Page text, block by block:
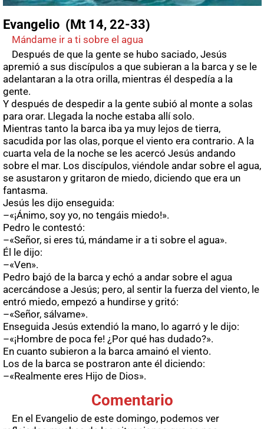
Evangelio (Mt 14, 22-33)
Mándame ir a ti sobre el agua
Después de que la gente se hubo saciado, Jesús
apremió a sus discípulos a que subieran a la barca y se le
adelantaran a la otra orilla, mientras él despedía a la
gente.
Y después de despedir a la gente subió al monte a solas
para orar. Llegada la noche estaba allí solo.
Mientras tanto la barca iba ya muy lejos de tierra,
sacudida por las olas, porque el viento era contrario. A la
cuarta vela de la noche se les acercó Jesús andando
sobre el mar. Los discípulos, viéndole andar sobre el agua,
se asustaron y gritaron de miedo, diciendo que era un
fantasma.
Jesús les dijo enseguida:
–«¡Ánimo, soy yo, no tengáis miedo!».
Pedro le contestó:
–«Señor, si eres tú, mándame ir a ti sobre el agua».
Él le dijo:
–«Ven».
Pedro bajó de la barca y echó a andar sobre el agua
acercándose a Jesús; pero, al sentir la fuerza del viento, le
entró miedo, empezó a hundirse y gritó:
–«Señor, sálvame».
Enseguida Jesús extendió la mano, lo agarró y le dijo:
–«¡Hombre de poca fe! ¿Por qué has dudado?».
En cuanto subieron a la barca amainó el viento.
Los de la barca se postraron ante él diciendo:
–«Realmente eres Hijo de Dios».
Comentario
En el Evangelio de este domingo, podemos ver